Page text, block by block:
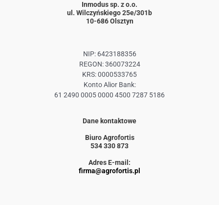
Inmodus sp. z o.o.
ul. Wilczyńskiego 25e/301b
10-686 Olsztyn
NIP: 6423188356
REGON: 360073224
KRS: 0000533765
Konto Alior Bank:
61 2490 0005 0000 4500 7287 5186
Dane kontaktowe
Biuro Agrofortis
534 330 873
Adres E-mail:
firma@agrofortis.pl